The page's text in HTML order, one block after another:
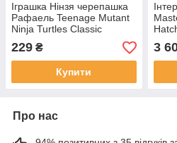
Іграшка Нінзя черепашка
Рафаель Teenage Mutant
Ninja Turtles Classic
229 ₴
Купити
3
Про нас